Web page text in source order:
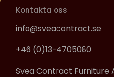
Kontakta oss
info@sveacontract.se
+46 (0)13-4705080
Svea Contract Furniture